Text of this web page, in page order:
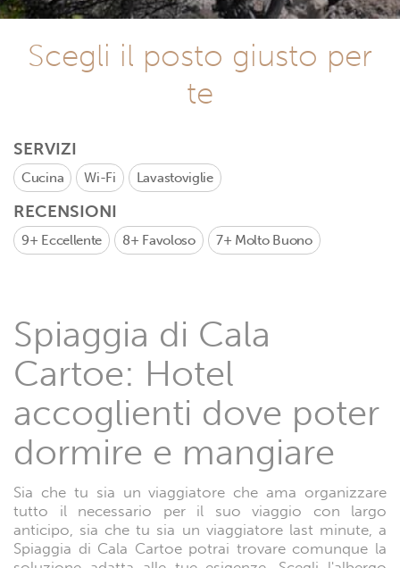
Scegli il posto giusto per
te
SERVIZI
Cucina Wi-Fi Lavastoviglie
RECENSIONI
9+ Eccellente 8+ Favoloso 7+ Molto Buono
Spiaggia di Cala
Cartoe: Hotel
accoglienti dove poter
dormire e mangiare
Sia che tu sia un viaggiatore che ama organizzare
tutto il necessario per il suo viaggio con largo
anticipo, sia che tu sia un viaggiatore last minute, a
Spiaggia di Cala Cartoe potrai trovare comunque la